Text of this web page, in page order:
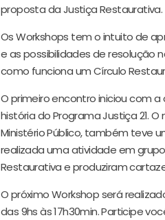
proposta da Justiça Restaurativa.
Os Workshops tem o intuito de
e as possibilidades de resolução
como funciona um Círculo
O primeiro encontro iniciou com
história do Programa Justiça 21.
Ministério Público, também teve
realizada uma atividade em
Restaurativa e produziram
O próximo Workshop será
das 9hs às 17h30min. Participe